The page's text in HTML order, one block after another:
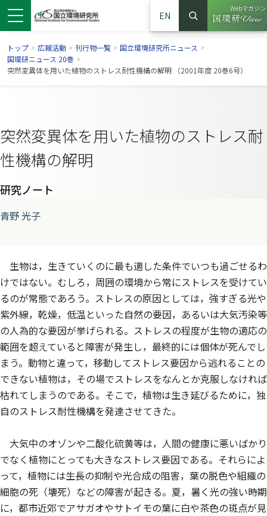
ウで開きます）
ンドウで開きます）
ウインドウで開きます）
EN
サイト内検索
検索
Webマガジン
（別ウイ
トップ > 広報活動 > 刊行物一覧 > 国立環境研究所ニュース >
国環研ニュース 20巻 >
突然変異体を用いた植物のストレス耐性機構の解明 （2001年度 20巻6号）
突然変異体を用いた植物のストレス耐
性機構の解明
研究ノート
青野 光子
生物は，生きていくのに最も適した条件でいつも過ごせるわ
けではない。むしろ，周囲の環境から常にストレスを受けてい
るのが常態であろう。ストレスの原因としては，強すぎる光や
紫外線，乾燥，低温といった自然の要因，あるいは大気汚染等
の人為的な要因が挙げられる。ストレスの程度が生物の適応の
範囲を超えていると障害が発生し，最終的には個体が死んでし
まう。動物と違って，移動してストレス要因から逃れることの
できない植物は，その場でストレスをなんとか克服しなければ
枯れてしまうのである。そこで，植物は生き延びるために，独
自のストレス耐性機構を発達させてきた。
大気中のオゾンや二酸化硫黄等は，人間の健康に悪いばかり
でなく植物にとっても大きなストレス要因である。それらによ
って，植物には生長の抑制や光合成の阻害，葉の脱色や組織の
細胞の死（壊死）などの障害が起きる。夏，暑く光の強い時期
に，都市近郊でアサガオやサトイモの葉に白や茶色の斑点が見